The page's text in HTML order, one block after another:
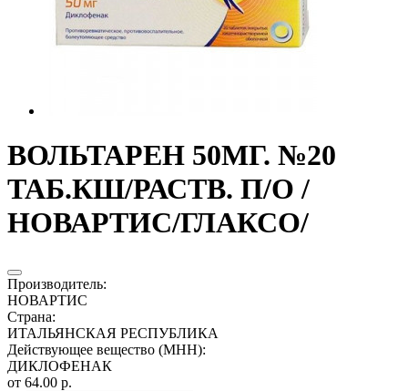
ВОЛЬТАРЕН 50МГ. №20
ТАБ.КШ/РАСТВ. П/О /
НОВАРТИС/ГЛАКСО/
Производитель:
НОВАРТИС
Страна:
ИТАЛЬЯНСКАЯ РЕСПУБЛИКА
Действующее вещество (МНН):
ДИКЛОФЕНАК
от 64.00 р.